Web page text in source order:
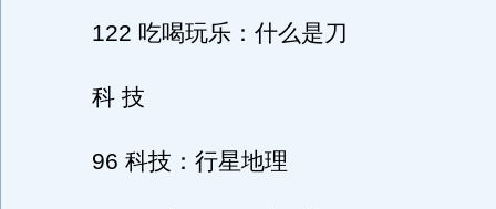
122 吃喝玩乐：什么是刀
科 技
96 科技：行星地理